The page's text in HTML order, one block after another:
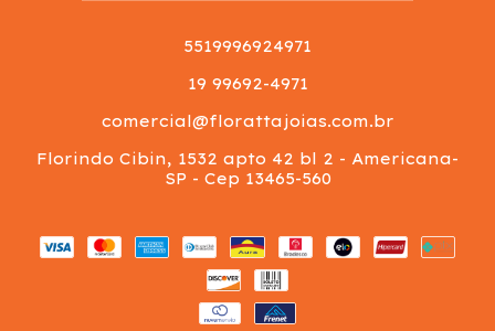
5519996924971
19 99692-4971
comercial@florattajoias.com.br
Florindo Cibin, 1532 apto 42 bl 2 - Americana-
SP - Cep 13465-560